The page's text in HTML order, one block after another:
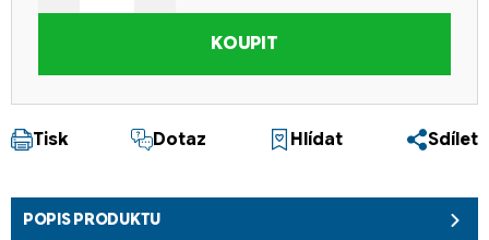
KOUPIT
Tisk Dotaz Hlídat Sdílet
POPIS PRODUKTU